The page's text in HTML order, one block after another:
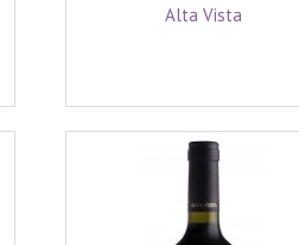
Alta Vista